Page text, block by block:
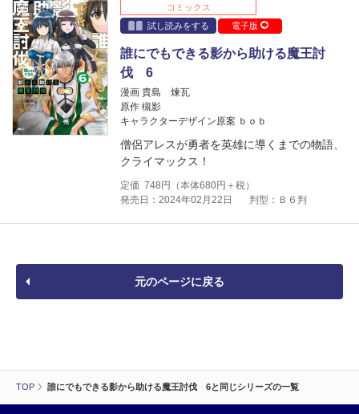
TOP 誰にでもできる影から助ける魔王討伐 6と同じシリーズの一覧
コミックス
試し読みをする
電子版
誰にでもできる影から助ける魔王討
伐 6
漫画 貴島 煉瓦
原作 槻影
キャラクターデザイン原案 ｂｏｂ
僧侶アレスが勇者を英雄に導くまでの物語、
クライマックス！
定価 748 円（本体680円＋税）
発売日：2024年02月22日
判型：Ｂ６判
元のページに戻る